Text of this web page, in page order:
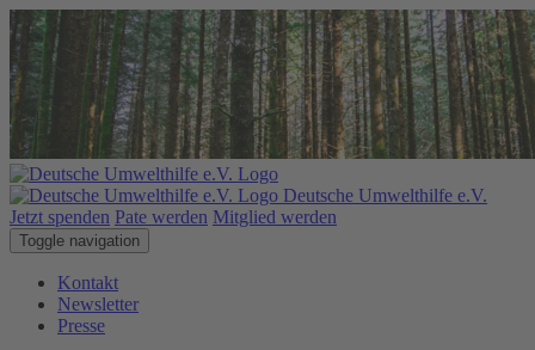
Deutsche Umwelthilfe e.V.
Jetzt spenden Pate werden Mitglied werden
Toggle navigation
Kontakt
Newsletter
Presse